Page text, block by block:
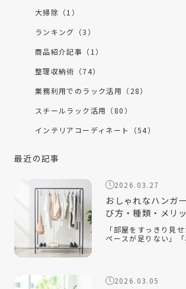
大掃除（1）
ランキング（3）
商品紹介記事（1）
整理収納術（74）
業務利用でのラック活用（28）
スチールラック活用（80）
インテリアコーディネート（54）
最近の記事
2026.03.27
おしゃれなハンガ
び方・種類・メリ
「部屋をすっきり見
ペースが足りない」
間を […]
2026.03.05